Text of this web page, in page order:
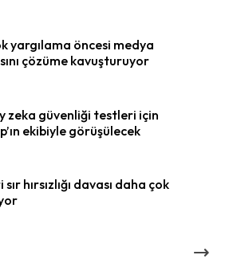
yargılama öncesi medya
çözüme kavuşturuyor
zeka güvenliği testleri için
ekibiyle görüşülecek
hırsızlığı davası daha çok